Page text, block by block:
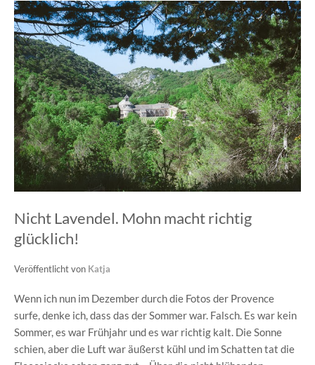
Nicht Lavendel. Mohn macht richtig
glücklich!
Veröffentlicht von Katja
Wenn ich nun im Dezember durch die Fotos der Provence
surfe, denke ich, dass das der Sommer war. Falsch. Es war kein
Sommer, es war Frühjahr und es war richtig kalt. Die Sonne
schien, aber die Luft war äußerst kühl und im Schatten tat die